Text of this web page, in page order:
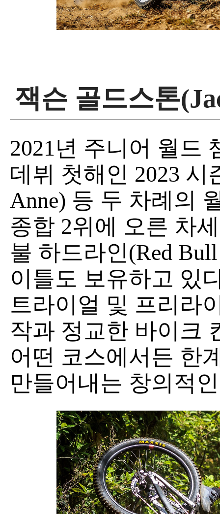
잭슨 골드스톤
2021년 주니어 월드
데뷔 첫해인 2023 시
Anne) 등 두 차례의
종합 2위에 오른 차
불 하드라인(Red
이틀도 보유하고 있
트라이얼 및 프리라
작과 정교한 바이크
어떤 코스에서든 한
만들어내는 창의적